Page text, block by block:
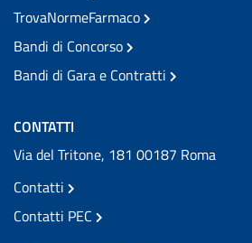
TrovaNormeFarmaco
Bandi di Concorso
Bandi di Gara e Contratti
CONTATTI
Via del Tritone, 181 00187 Roma
Contatti
Contatti PEC